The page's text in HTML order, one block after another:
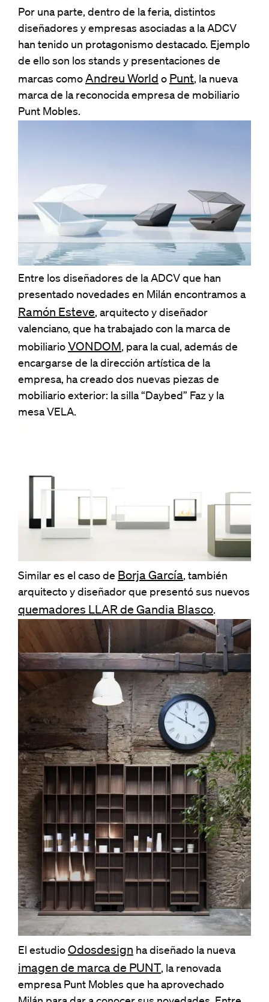
Por una parte, dentro de la feria, distintos
diseñadores y empresas asociadas a la ADCV
han tenido un protagonismo destacado. Ejemplo
de ello son los stands y presentaciones de
marcas como Andreu World o Punt, la nueva
marca de la reconocida empresa de mobiliario
Punt Mobles.
Entre los diseñadores de la ADCV que han
presentado novedades en Milán encontramos a
Ramón Esteve, arquitecto y diseñador
valenciano, que ha trabajado con la marca de
mobiliario VONDOM , para la cual, además de
encargarse de la dirección artística de la
empresa, ha creado dos nuevas piezas de
mobiliario exterior: la silla “Daybed” Faz y la
mesa VELA.
Similar es el caso de Borja García, también
arquitecto y diseñador que presentó sus nuevos
quemadores LLAR de Gandia Blasco.
El estudio Odosdesign ha diseñado la nueva
imagen de marca de PUNT, la renovada
empresa Punt Mobles que ha aprovechado